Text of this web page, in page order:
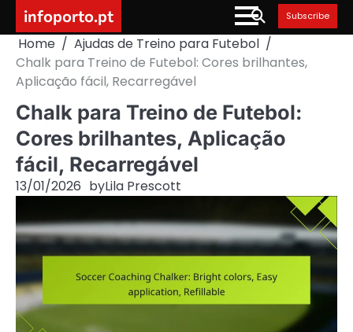
content
infoporto.pt Subscribe
Home
Ajudas de Treino para Futebol
Chalk para Treino de Futebol: Cores brilhantes,
Aplicação fácil, Recarregável
Chalk para Treino de Futebol:
Cores brilhantes, Aplicação
fácil, Recarregável
13/01/2026 byLila Prescott